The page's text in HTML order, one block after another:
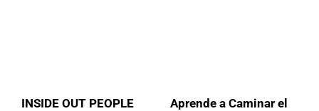
INSIDE OUT PEOPLE
Aprende a Caminar el